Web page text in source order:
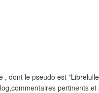
, dont le pseudo est
pertinents